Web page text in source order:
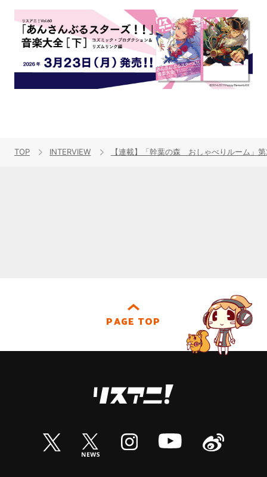
TOP INTERVIEW 【連載】「幹葉の森 おしゃべりルーム」
PAGE TOP